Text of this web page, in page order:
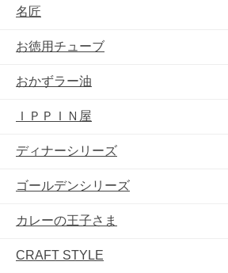
名匠
お徳用チューブ
おかずラー油
ＩＰＰＩＮ屋
ディナーシリーズ
ゴールデンシリーズ
カレーの王子さま
CRAFT STYLE